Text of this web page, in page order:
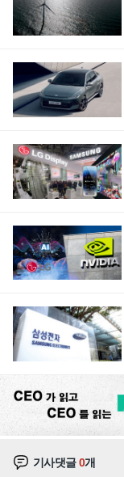
기사댓글0개